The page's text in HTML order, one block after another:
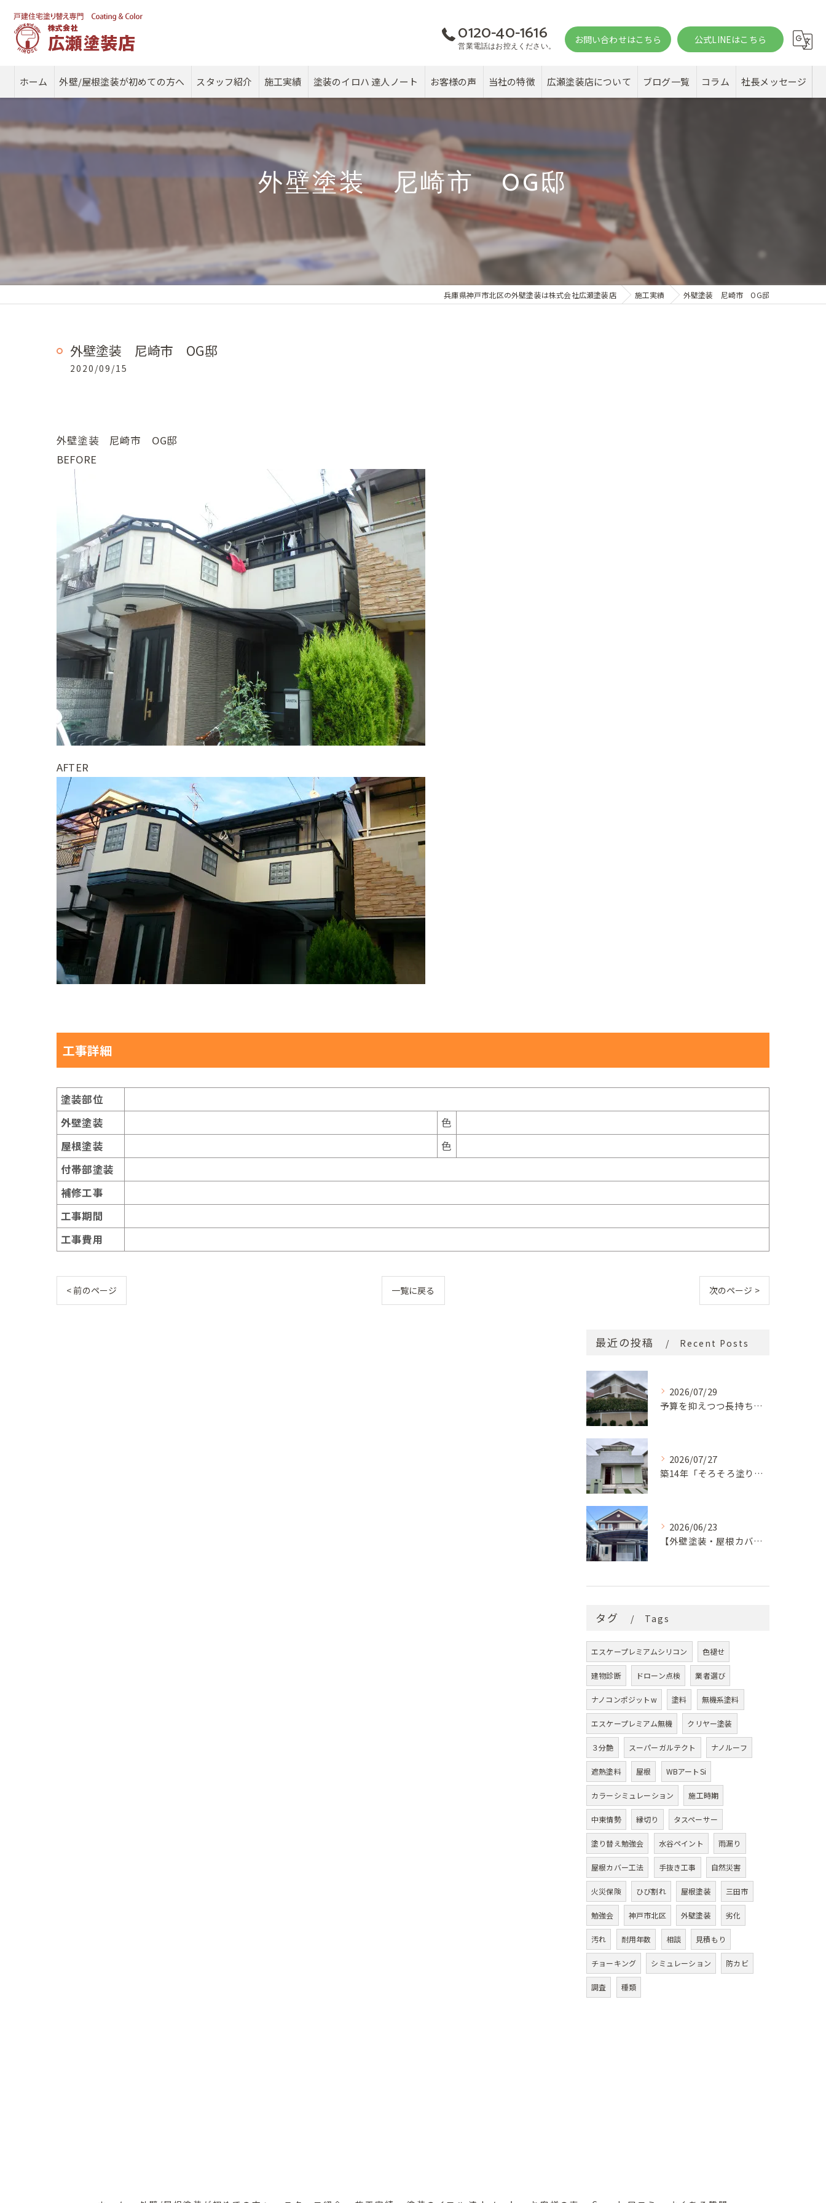
0120-40-1616
営業電話はお控えください。
お問い合わせはこちら 公式LINEはこちら
ホーム 外壁/屋根塗装が初めての方へ スタッフ紹介 施工実績 塗装のイロハ 達人ノート お客様の声 当社の特徴
屋根
カバー工法
塗り替え
雨漏り
戸建て
広瀬塗装店について ブログ一覧 コラム 社長メッセージ
外壁塗装 尼崎市 OG邸
兵庫県神戸市北区の外壁塗装は株式会社広瀬塗装店 施工実績 外壁塗装 尼崎市 OG邸
外壁塗装 尼崎市 OG邸
2020/09/15
外壁塗装 尼崎市 OG邸
BEFORE
AFTER
工事詳細
塗装部位
外壁塗装
色
屋根塗装
色
付帯部塗装
補修工事
工事期間
工事費用
< 前のページ 一覧に戻る 次のページ >
最近の投稿 Recent Posts
2026/07/29
予算を抑えつつ長持ち！築33年モルタル外壁と屋根の塗り替え
2026/07/27
築14年「そろそろ塗り替え時？」コケ・汚れが気になっていた神戸市北区M様邸が新築同様の美しい外観に蘇るまで
2026/06/23
【外壁塗装・屋根カバー工法】築29年の剥がれや汚れのお悩みを「ナノコンポジットW」と屋根カバー工法で解決
タグ Tags
エスケープレミアムシリコン 色褪せ
建物診断 ドローン点検 業者選び
ナノコンポジットw 塗料 無機系塗料
エスケープレミアム無機 クリヤー塗装
３分艶 スーパーガルテクト ナノルーフ
遮熱塗料 屋根 WBアートSi
カラーシミュレーション 施工時期
中東情勢 縁切り タスペーサー
塗り替え勉強会 水谷ペイント 雨漏り
屋根カバー工法 手抜き工事 自然災害
火災保険 ひび割れ 屋根塗装 三田市
勉強会 神戸市北区 外壁塗装 劣化
汚れ 耐用年数 相談 見積もり
チョーキング シミュレーション 防カビ
調査 種類